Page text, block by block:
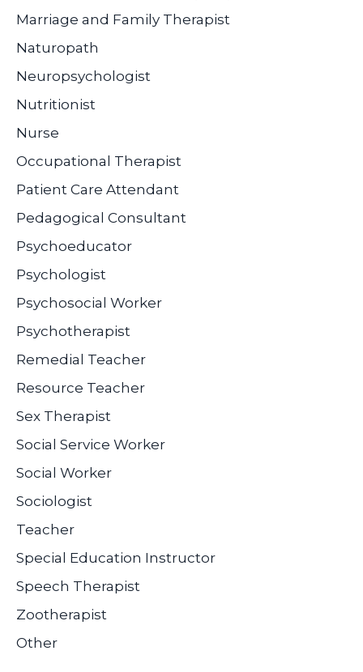
Marriage and Family Therapist
Naturopath
Neuropsychologist
Nutritionist
Nurse
Occupational Therapist
Patient Care Attendant
Pedagogical Consultant
Psychoeducator
Psychologist
Psychosocial Worker
Psychotherapist
Remedial Teacher
Resource Teacher
Sex Therapist
Social Service Worker
Social Worker
Sociologist
Teacher
Special Education Instructor
Speech Therapist
Zootherapist
Other